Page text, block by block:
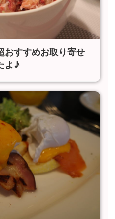
おすすめお取り寄せ
よ♪